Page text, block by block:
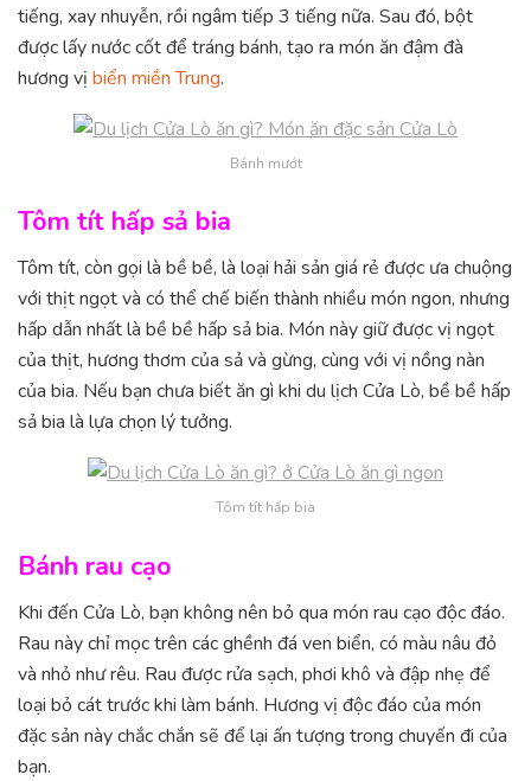
tiếng, xay nhuyễn, rồi ngâm tiếp 3 tiếng nữa. Sau đó, bột
được lấy nước cốt để tráng bánh, tạo ra món ăn đậm đà
hương vị biển miền Trung.
Bánh mướt
Tôm tít hấp sả bia
Tôm tít, còn gọi là bề bề, là loại hải sản giá rẻ được ưa chuộng
với thịt ngọt và có thể chế biến thành nhiều món ngon, nhưng
hấp dẫn nhất là bề bề hấp sả bia. Món này giữ được vị ngọt
của thịt, hương thơm của sả và gừng, cùng với vị nồng nàn
của bia. Nếu bạn chưa biết ăn gì khi du lịch Cửa Lò, bề bề hấp
sả bia là lựa chọn lý tưởng.
Tôm tít hấp bia
Bánh rau cạo
Khi đến Cửa Lò, bạn không nên bỏ qua món rau cạo độc đáo.
Rau này chỉ mọc trên các ghềnh đá ven biển, có màu nâu đỏ
và nhỏ như rêu. Rau được rửa sạch, phơi khô và đập nhẹ để
loại bỏ cát trước khi làm bánh. Hương vị độc đáo của món
đặc sản này chắc chắn sẽ để lại ấn tượng trong chuyến đi của
bạn.